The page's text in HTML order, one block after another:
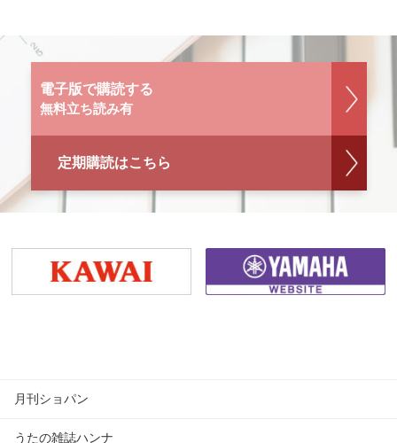
電子版で購読する
無料立ち読み有
定期購読はこちら
月刊ショパン
うたの雑誌ハンナ